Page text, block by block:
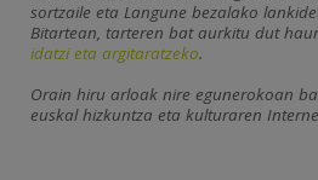
sortzaile eta Langune bezalako
Bitartean, tarteren bat aurkitu dut
idatzi eta argitaratzeko.
Orain hiru arloak nire egunerokoan
euskal hizkuntza eta kulturaren